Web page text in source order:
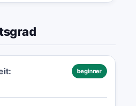
beginner